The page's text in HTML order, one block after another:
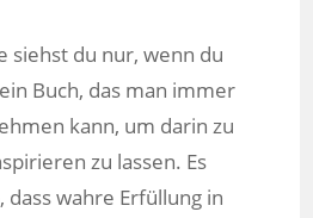
siehst du nur, wenn du
Buch, das man immer
kann, um darin zu
zu lassen. Es
wahre Erfüllung in